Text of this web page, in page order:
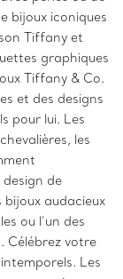
bijoux iconiques
Tiffany et
graphiques
Tiffany & Co.
et des designs
pour lui. Les
les
de
bijoux audacieux
ou l’un des
Célébrez votre
Les